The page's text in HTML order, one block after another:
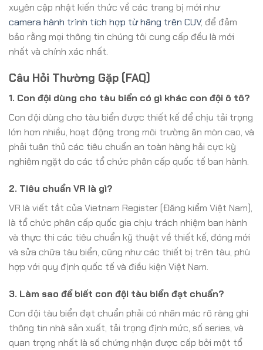
xuyên cập nhật kiến thức về các trang bị mới như
camera hành trình tích hợp từ hãng trên CUV, để đảm
bảo rằng mọi thông tin chúng tôi cung cấp đều là mới
nhất và chính xác nhất.
Câu Hỏi Thường Gặp (FAQ)
1. Con đội dùng cho tàu biển có gì khác con đội ô tô?
Con đội dùng cho tàu biển được thiết kế để chịu tải trọng
lớn hơn nhiều, hoạt động trong môi trường ăn mòn cao, và
phải tuân thủ các tiêu chuẩn an toàn hàng hải cực kỳ
nghiêm ngặt do các tổ chức phân cấp quốc tế ban hành.
2. Tiêu chuẩn VR là gì?
VR là viết tắt của Vietnam Register (Đăng kiểm Việt Nam),
là tổ chức phân cấp quốc gia chịu trách nhiệm ban hành
và thực thi các tiêu chuẩn kỹ thuật về thiết kế, đóng mới
và sửa chữa tàu biển, cũng như các thiết bị trên tàu, phù
hợp với quy định quốc tế và điều kiện Việt Nam.
3. Làm sao để biết con đội tàu biển đạt chuẩn?
Con đội tàu biển đạt chuẩn phải có nhãn mác rõ ràng ghi
thông tin nhà sản xuất, tải trọng định mức, số series, và
quan trọng nhất là số chứng nhận được cấp bởi một tổ